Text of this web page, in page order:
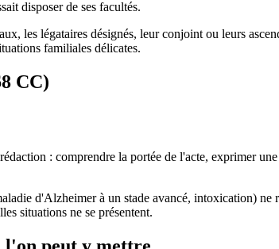
disposer de ses facultés.
les légataires désignés, leur conjoint ou leurs
familiales délicates.
CC)
: comprendre la portée de l'acte, exprimer
d'Alzheimer à un stade avancé, intoxication)
situations ne se présentent.